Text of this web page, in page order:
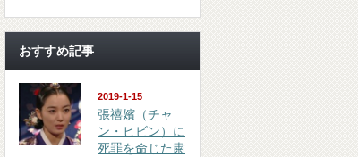
おすすめ記事
2019-1-15
張禧嬪（チャ
ン・ヒビン）に
死罪を命じた粛